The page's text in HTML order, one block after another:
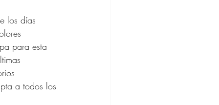
los días
para esta
a todos los